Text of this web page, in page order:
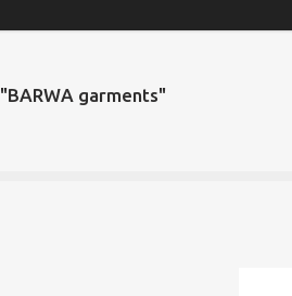
"BARWA garments"